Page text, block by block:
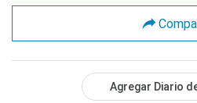
Agregar Diario